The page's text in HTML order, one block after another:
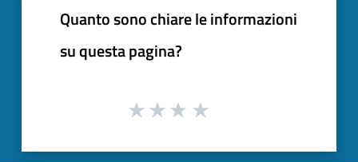
Quanto sono chiare le informazioni
su questa pagina?